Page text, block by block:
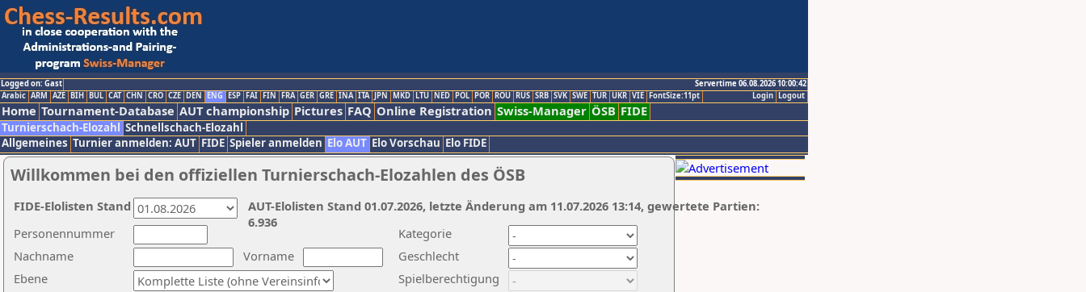
Logged on: Gast
Servertime 06.08.2026 10:00:42
Logout
Login
Arabic ARM AZE BIH BUL CAT CHN CRO CZE DEN ENG ESP FAI FIN FRA GER GRE INA ITA JPN MKD LTU NED POL POR ROU RUS SRB SVK SWE TUR UKR VIE FontSize:11pt
Home Tournament-Database AUT championship Pictures FAQ Online Registration Swiss-Manager ÖSB FIDE
Turnierschach-Elozahl Schnellschach-Elozahl
Allgemeines Turnier anmelden: AUT FIDE Spieler anmelden Elo AUT Elo Vorschau Elo FIDE
Willkommen bei den offiziellen Turnierschach-Elozahlen des ÖSB
Nachname
Vorname
Ebene
Kategorie
Personennummer
Geschlecht
Spielberechtigung
AUT-Elolisten Stand 01.07.2026, letzte Änderung am 11.07.2026 13:14, gewertete Partien:
6.936
FIDE-Elolisten Stand